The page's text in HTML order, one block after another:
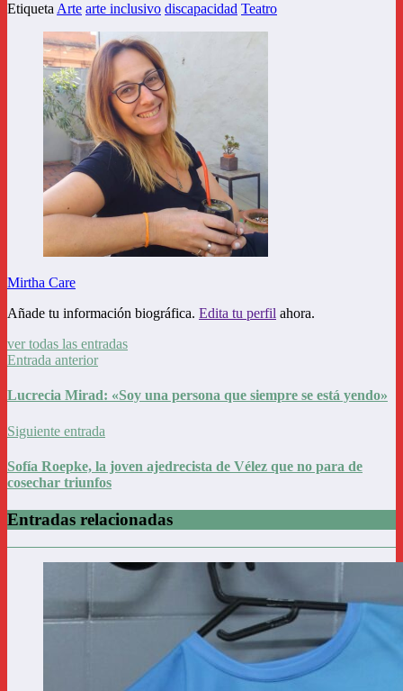
Etiqueta Arte arte inclusivo discapacidad Teatro
Mirtha Care
Añade tu información biográfica. Edita tu perfil ahora.
ver todas las entradas
Entrada anterior
Lucrecia Mirad: «Soy una persona que siempre se está yendo»
Siguiente entrada
Sofía Roepke, la joven ajedrecista de Vélez que no para de
cosechar triunfos
Entradas relacionadas